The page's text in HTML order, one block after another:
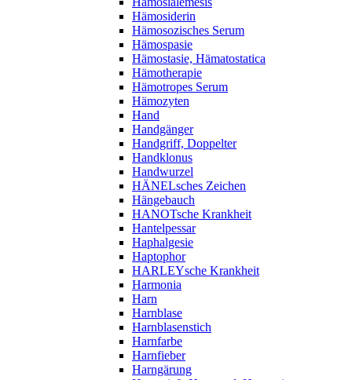
Hämosiderin
Hämosozisches Serum
Hämospasie
Hämostasie, Hämatostatica
Hämotherapie
Hämotropes Serum
Hämozyten
Hand
Handgänger
Handgriff, Doppelter
Handklonus
Handwurzel
HÄNELsches Zeichen
Hängebauch
HANOTsche Krankheit
Hantelpessar
Haphalgesie
Haptophor
HARLEYsche Krankheit
Harmonia
Harn
Harnblase
Harnblasenstich
Harnfarbe
Harnfieber
Harngärung